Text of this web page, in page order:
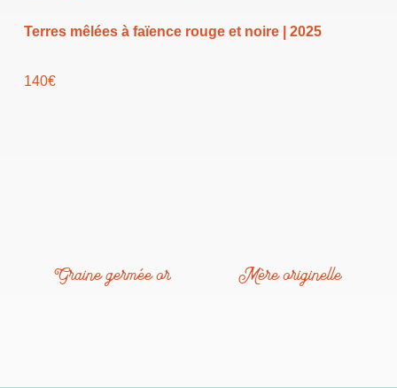
Terres mêlées à faïence rouge et noire | 2025
140€
Graine germée or Mère originelle